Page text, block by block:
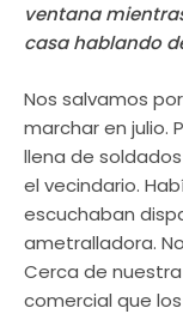
ventana
casa hablando
Nos salvamos
marchar en julio.
llena de
el vecindario.
escuchaban
ametralladora.
Cerca de
comercial que